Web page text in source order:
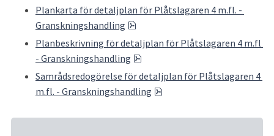
Plankarta för detaljplan för Plåtslagaren 4 m.fl. -
Granskningshandling
Planbeskrivning för detaljplan för Plåtslagaren 4 m.fl
- Granskningshandling
Samrådsredogörelse för detaljplan för Plåtslagaren 4
m.fl. - Granskningshandling